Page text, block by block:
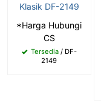
Klasik DF-2149
*Harga Hubungi
CS
Tersedia/ DF-
2149